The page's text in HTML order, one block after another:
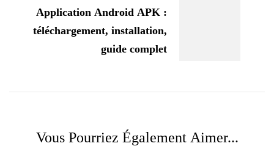
Application Android APK :
téléchargement, installation,
guide complet
Vous Pourriez Également Aimer...